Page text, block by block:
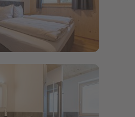
Bildergalerie öffnen
Bildergalerie öffnen